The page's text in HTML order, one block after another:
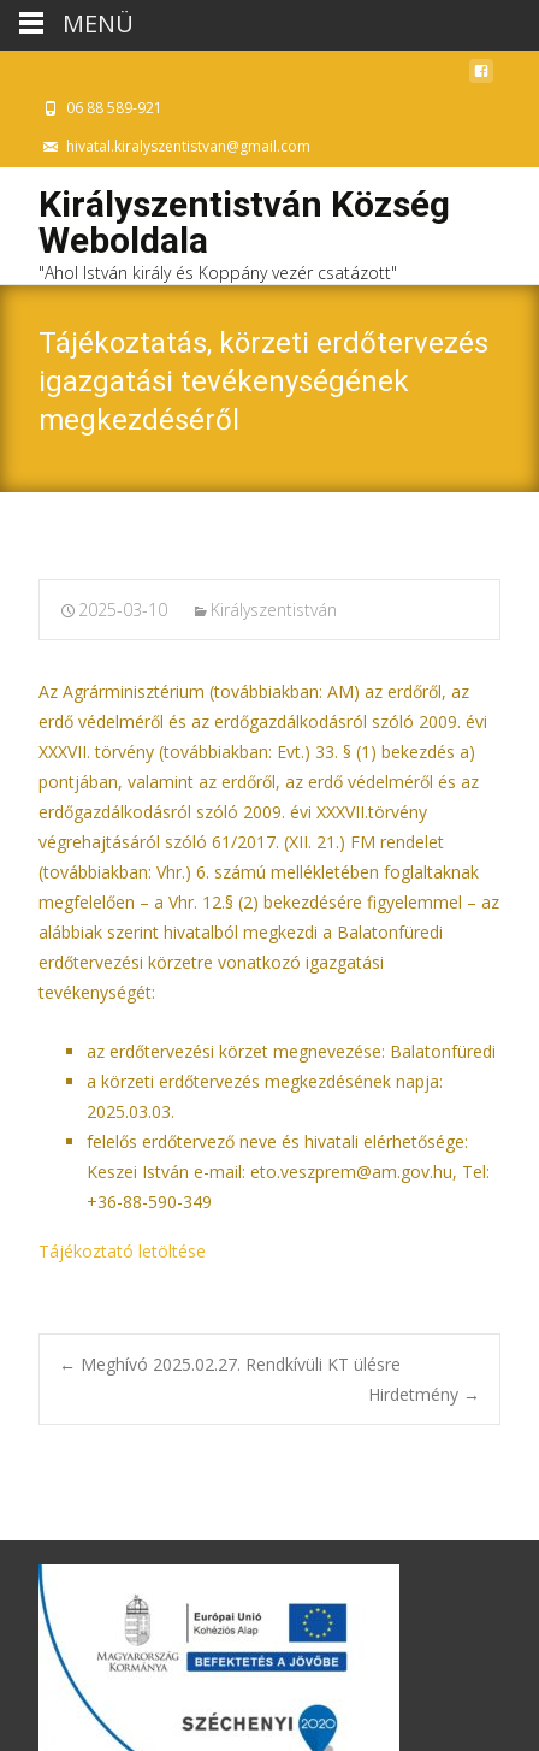
06 88 589-921
hivatal.kiralyszentistvan@gmail.com
Királyszentistván Község
Weboldala
"Ahol István király és Koppány vezér csatázott"
Tájékoztatás, körzeti erdőtervezés
igazgatási tevékenységének
megkezdéséről
2025-03-10 Királyszentistván
Az Agrárminisztérium (továbbiakban: AM) az erdőről, az
erdő védelméről és az erdőgazdálkodásról szóló 2009. évi
XXXVII. törvény (továbbiakban: Evt.) 33. § (1) bekezdés a)
pontjában, valamint az erdőről, az erdő védelméről és az
erdőgazdálkodásról szóló 2009. évi XXXVII.törvény
végrehajtásáról szóló 61/2017. (XII. 21.) FM rendelet
(továbbiakban: Vhr.) 6. számú mellékletében foglaltaknak
megfelelően – a Vhr. 12.§ (2) bekezdésére figyelemmel – az
alábbiak szerint hivatalból megkezdi a Balatonfüredi
erdőtervezési körzetre vonatkozó igazgatási
tevékenységét:
az erdőtervezési körzet megnevezése: Balatonfüredi
a körzeti erdőtervezés megkezdésének napja:
2025.03.03.
felelős erdőtervező neve és hivatali elérhetősége:
Keszei István e-mail: eto.veszprem@am.gov.hu, Tel:
+36-88-590-349
Tájékoztató letöltése
← Meghívó 2025.02.27. Rendkívüli KT ülésre
Hirdetmény →
MENÜ